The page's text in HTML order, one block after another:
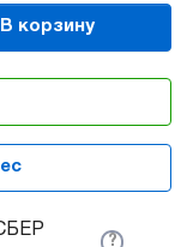
В корзину
?